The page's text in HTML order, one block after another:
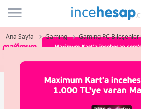
Incehesap
Ana Sayfa Gaming Gaming PC Bileşenleri